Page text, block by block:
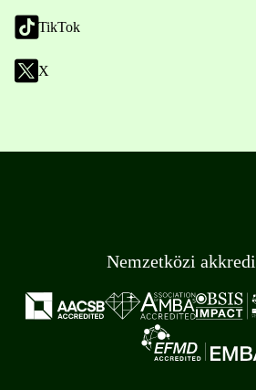
TikTok
X
Nemzetközi